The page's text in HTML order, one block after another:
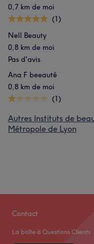
0,7 km de moi
(1)
Nell Beauty
0,8 km de moi
Pas d'avis
Ana F beeauté
0,8 km de moi
(1)
Autres Instituts de
Métropole de Lyon
Contact
La boîte à Questions Clients